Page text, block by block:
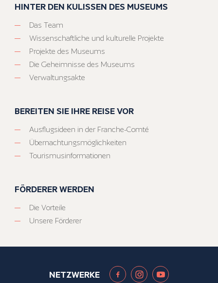
HINTER DEN KULISSEN DES MUSEUMS
Das Team
Wissenschaftliche und kulturelle Projekte
Projekte des Museums
Die Geheimnisse des Museums
Verwaltungsakte
BEREITEN SIE IHRE REISE VOR
Ausflugsideen in der Franche-Comté
Übernachtungsmöglichkeiten
Tourismusinformationen
FÖRDERER WERDEN
Die Vorteile
Unsere Förderer
NETZWERKE